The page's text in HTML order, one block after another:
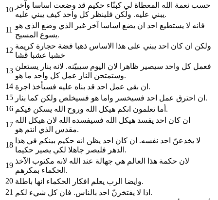
10
حسب نعمة الله المعطاة لي كبنّاء حكيم قد وضعت اساسا وآخر
يبني عليه. ولكن فلينظر كل واحد كيف يبني عليه.
11
فانه لا يستطيع احد ان يضع اساسا آخر غير الذي وضع الذي هو
يسوع المسيح.
12
ولكن ان كان احد يبني على هذا الاساس ذهبا فضة حجارة كريمة
خشبا عشبا قشا
13
فعمل كل واحد سيصير ظاهرا لان اليوم سيبيّنه. لانه بنار يستعلن
وستمتحن النار عمل كل واحد ما هو.
14
ان بقي عمل احد قد بناه عليه فسيأخذ اجرة.
15
ان احترق عمل احد فسيخسر واما هو فسيخلص ولكن كما بنار.
16
أما تعلمون انكم هيكل الله وروح الله يسكن فيكم.
17
ان كان احد يفسد هيكل الله فسيفسده الله لان هيكل الله
مقدس الذي انتم هو.
18
لا يخدعنّ احد نفسه. ان كان احد يظن انه حكيم بينكم في هذا
الدهر فليصر جاهلا لكي يصير حكيما.
19
لان حكمة هذا العالم هي جهالة عند الله لانه مكتوب الآخذ
الحكماء بمكرهم.
20
وايضا الرب يعلم افكار الحكماء انها باطلة.
21
اذا لا يفتخرنّ احد بالناس. فان كل شيء لكم.